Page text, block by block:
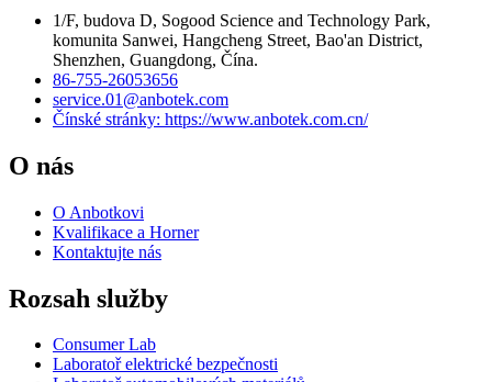
1/F, budova D, Sogood Science and Technology Park,
komunita Sanwei, Hangcheng Street, Bao'an District,
Shenzhen, Guangdong, Čína.
86-755-26053656
service.01@anbotek.com
Čínské stránky: https://www.anbotek.com.cn/
O nás
O Anbotkovi
Kvalifikace a Horner
Kontaktujte nás
Rozsah služby
Consumer Lab
Laboratoř elektrické bezpečnosti